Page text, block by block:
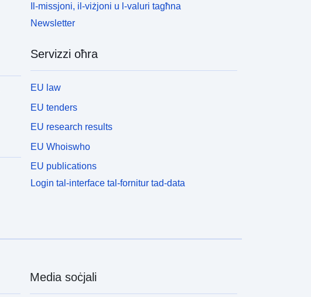
Il-missjoni, il-viżjoni u l-valuri tagħna
Newsletter
Servizzi oħra
EU law
EU tenders
EU research results
EU Whoiswho
EU publications
Login tal-interface tal-fornitur tad-data
Media soċjali